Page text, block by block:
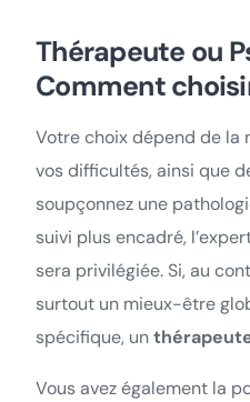
Thérapeute ou
Comment
Votre choix dépend de la
vos difficultés, ainsi que
soupçonnez une
suivi plus encadré,
sera privilégiée. Si, au
surtout un mieux-être
spécifique, un
Vous avez également la